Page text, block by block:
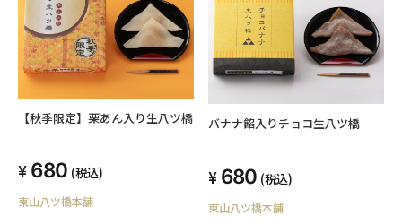
【秋季限定】栗あん入り生八ツ橋
680 (税込)
東山八ツ橋本舗
バナナ餡入りチョコ生八ツ橋
680 (税込)
東山八ツ橋本舗